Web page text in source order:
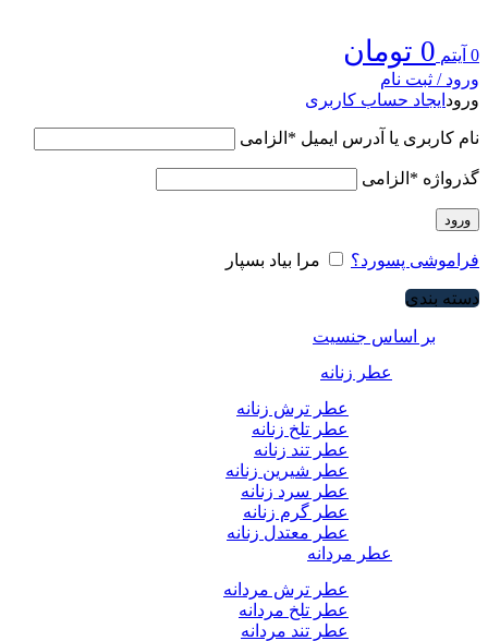
0 آیتم 0 تومان
ورود / ثبت نام
ورود ایجاد حساب کاربری
نام کاربری یا آدرس ایمیل * الزامی
گذرواژه * الزامی
ورود
فراموشی پسورد؟ مرا بیاد بسپار
دسته بندی
بر اساس جنسیت
عطر زنانه
عطر ترش زنانه
عطر تلخ زنانه
عطر تند زنانه
عطر شیرین زنانه
عطر سرد زنانه
عطر گرم زنانه
عطر معتدل زنانه
عطر مردانه
عطر ترش مردانه
عطر تلخ مردانه
عطر تند مردانه